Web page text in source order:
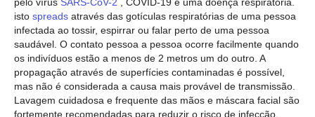
pelo vírus SARS-CoV-2 , COVID-19 é uma doença respiratória.
isto spreads através das gotículas respiratórias de uma pessoa
infectada ao tossir, espirrar ou falar perto de uma pessoa
saudável. O contato pessoa a pessoa ocorre facilmente quando
os indivíduos estão a menos de 2 metros um do outro. A
propagação através de superfícies contaminadas é possível,
mas não é considerada a causa mais provável de transmissão.
Lavagem cuidadosa e frequente das mãos e máscara facial são
fortemente recomendadas para reduzir o risco de infecção.